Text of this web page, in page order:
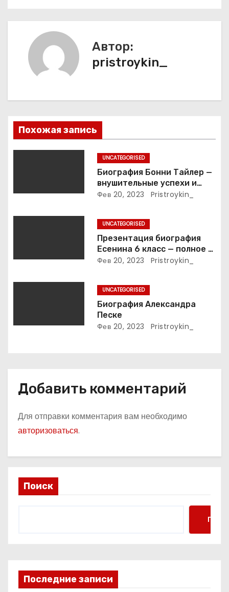
ц
з
а
и
с
м
Автор:
pristroykin_
Похожая запись
UNCATEGORISED
Биография Бонни Тайлер —
внушительные успехи и
интимные подробности
Фев 20, 2023 Pristroykin_
UNCATEGORISED
Презентация биография
Есенина 6 класс — полное и
подробное описание жизни
Фев 20, 2023 Pristroykin_
UNCATEGORISED
Биография Александра
Песке
Фев 20, 2023 Pristroykin_
Добавить комментарий
Для отправки комментария вам необходимо
авторизоваться.
Поиск
Поиск
Последние записи